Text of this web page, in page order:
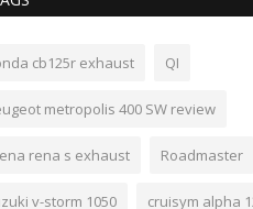
cb125r exhaust QI
metropolis 400 SW review
rena s exhaust Roadmaster
v-storm 1050 cruisym alpha